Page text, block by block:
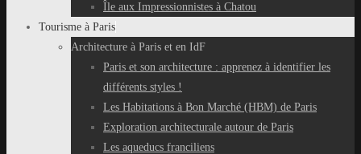
Île aux Impressionnistes à Chatou
Tourisme à Paris
Architecture à Paris et en IdF
Paris et son architecture : apprenez à identifier les
différents styles !
Les Habitations à Bon Marché (HBM) de Paris
Exploration architecturale autour de Paris
Les aqueducs franciliens